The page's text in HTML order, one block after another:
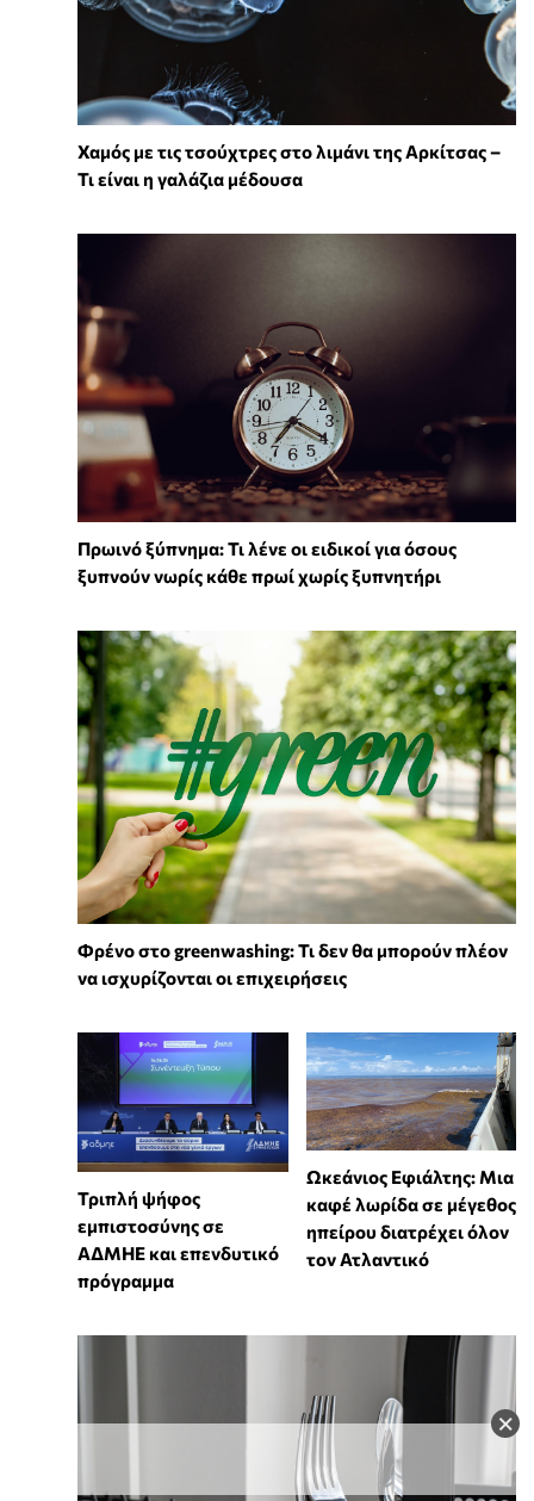
×
Χαμός με τις τσούχτρες στο λιμάνι της Αρκίτσας –
Τι είναι η γαλάζια μέδουσα
Πρωινό ξύπνημα: Τι λένε οι ειδικοί για όσους
ξυπνούν νωρίς κάθε πρωί χωρίς ξυπνητήρι
Φρένο στο greenwashing: Τι δεν θα μπορούν πλέον
να ισχυρίζονται οι επιχειρήσεις
Τριπλή ψήφος
εμπιστοσύνης σε
ΑΔΜΗΕ και επενδυτικό
πρόγραμμα
Ωκεάνιος Εφιάλτης: Μια
καφέ λωρίδα σε μέγεθος
ηπείρου διατρέχει όλον
τον Ατλαντικό